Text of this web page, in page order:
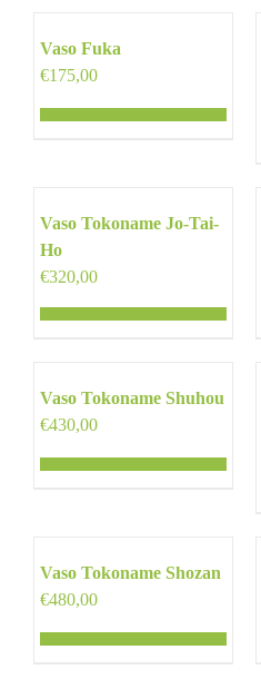
Vaso Fuka
€175,00
Vaso Tokoname Jo-Tai-
Ho
€320,00
Vaso Tokoname Shuhou
€430,00
Vaso Tokoname Shozan
€480,00